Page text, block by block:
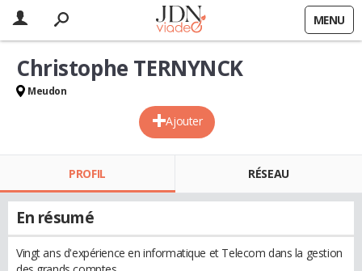
MENU
Ajouter
Christophe TERNYNCK
Meudon
PROFIL RÉSEAU
En résumé
Vingt ans d'expérience en informatique et Telecom dans la gestion